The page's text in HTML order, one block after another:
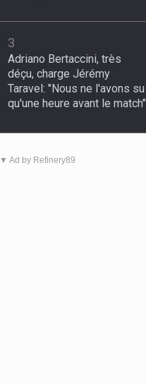
3
Adriano Bertaccini, très
déçu, charge Jérémy
Taravel: "Nous ne l'avons su
qu'une heure avant le match"
▼ Ad by Refinery89